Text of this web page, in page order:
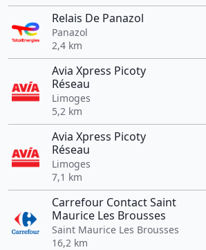
Relais De Panazol
Panazol
2,4 km
Avia Xpress Picoty
Réseau
Limoges
5,2 km
Avia Xpress Picoty
Réseau
Limoges
7,1 km
Carrefour Contact Saint
Maurice Les Brousses
Saint Maurice Les Brousses
16,2 km